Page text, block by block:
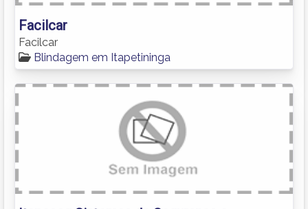
Facilcar
Facilcar
Blindagem em Itapetininga